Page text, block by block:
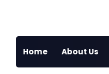
Home About Us